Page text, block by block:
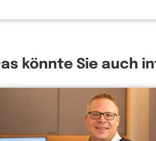
der Bibel vielmehr zu den
und andere Wege zu
Liebevoller oder geduldig! Mit
Leben bereichern. Kann man
könnte Sie auch